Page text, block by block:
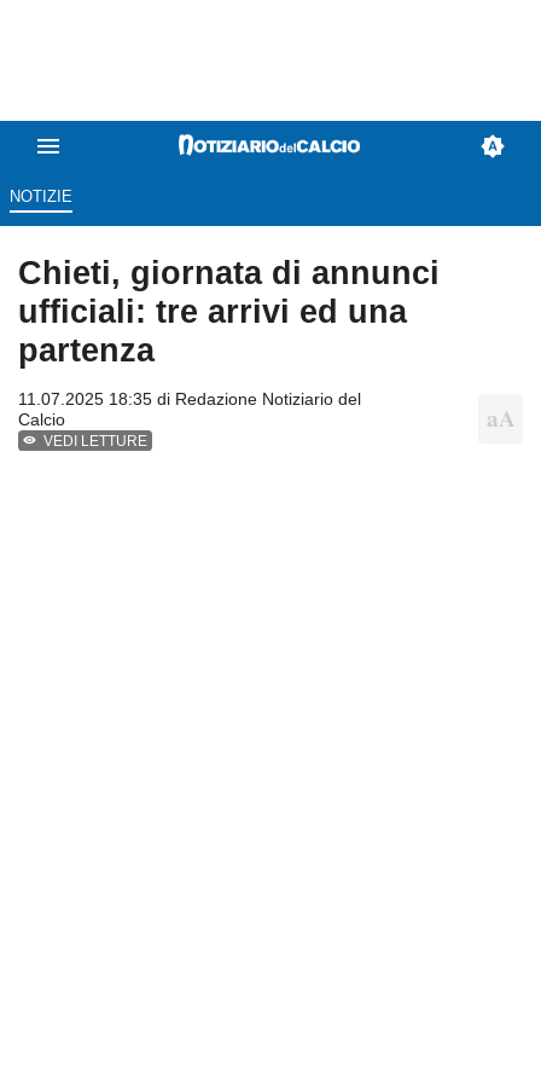
NOTIZIE
Chieti, giornata di annunci
ufficiali: tre arrivi ed una
partenza
11.07.2025 18:35 di Redazione Notiziario del
Calcio
VEDI LETTURE